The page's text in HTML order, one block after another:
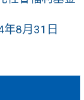
8月31日